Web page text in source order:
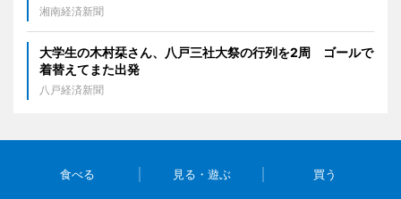
湘南経済新聞
大学生の木村栞さん、八戸三社大祭の行列を2周 ゴールで
着替えてまた出発
八戸経済新聞
食べる 見る・遊ぶ 買う